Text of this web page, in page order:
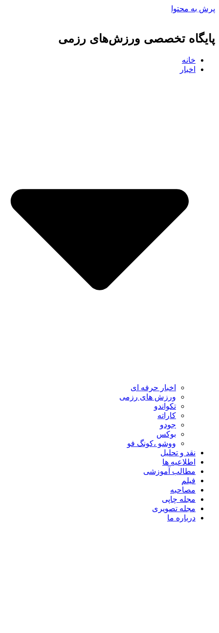
پرش به محتوا
پایگاه تخصصی ورزش‌های رزمی
خانه
اخبار
اخبار حرفه ای
ورزش های رزمی
تکواندو
کاراته
جودو
بوکس
ووشو ،کونگ فو
نقد و تحلیل
اطلاعیه ها
مطالب آموزشی
فیلم
مصاحبه
مجله چاپی
مجله تصویری
درباره ما